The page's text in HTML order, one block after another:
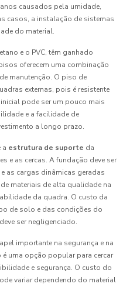
causados pela umidade,
casos, a instalação de sistemas
do material.
e o PVC, têm ganhado
oferecem uma combinação
manutenção. O piso de
externas, pois é resistente
pode ser um pouco mais
e a facilidade de
a longo prazo.
a estrutura de suporte da
e as cercas. A fundação deve ser
as cargas dinâmicas geradas
materiais de alta qualidade na
da quadra. O custo da
de solo e das condições do
ser negligenciado.
importante na segurança e na
uma opção popular para cercar
e segurança. O custo do
variar dependendo do material